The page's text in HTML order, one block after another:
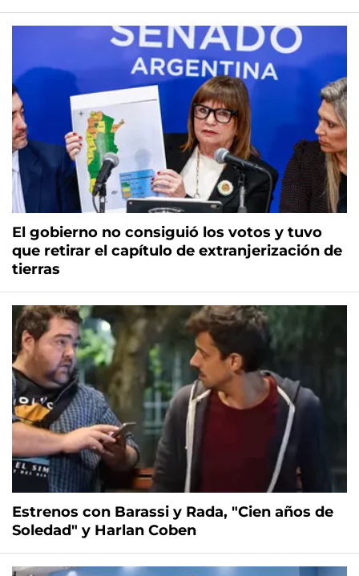
El gobierno no consiguió los votos y tuvo
que retirar el capítulo de extranjerización de
tierras
Estrenos con Barassi y Rada, "Cien años de
Soledad" y Harlan Coben